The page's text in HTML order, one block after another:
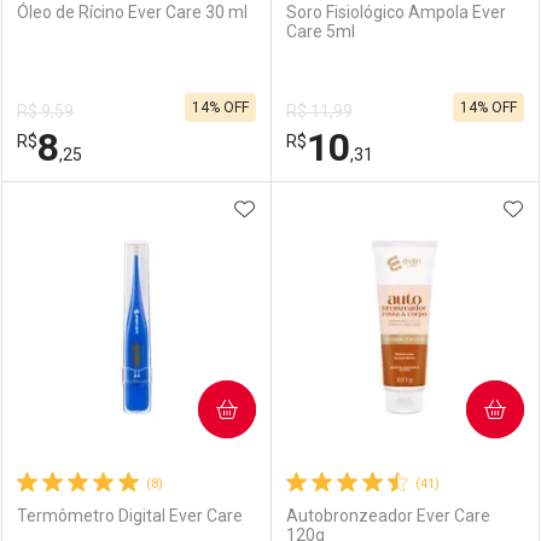
Óleo de Rícino Ever Care 30 ml
R$ 9,59
R$8,25
14% OFF
Laboratório
Por Menos
Soro Fisiológico Ampola Ever
Care 5ml
R$ 11,99
R$10,31
14% OFF
Laboratório
Por Menos
(8)
Termômetro Digital Ever Care
ADICIONAR AOS FAVORITOS
COMPRAR
(41)
Autobronzeador Ever Care
120g
COMPRAR